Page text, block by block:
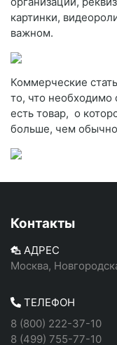
картинки,
важном.
Коммерческие
то, что необходимо
есть товар, о
больше, чем
Контакты
АДРЕС
Москва,
ТЕЛЕФОН
8 (800) 222-37-10
8 (499) 755-77-10